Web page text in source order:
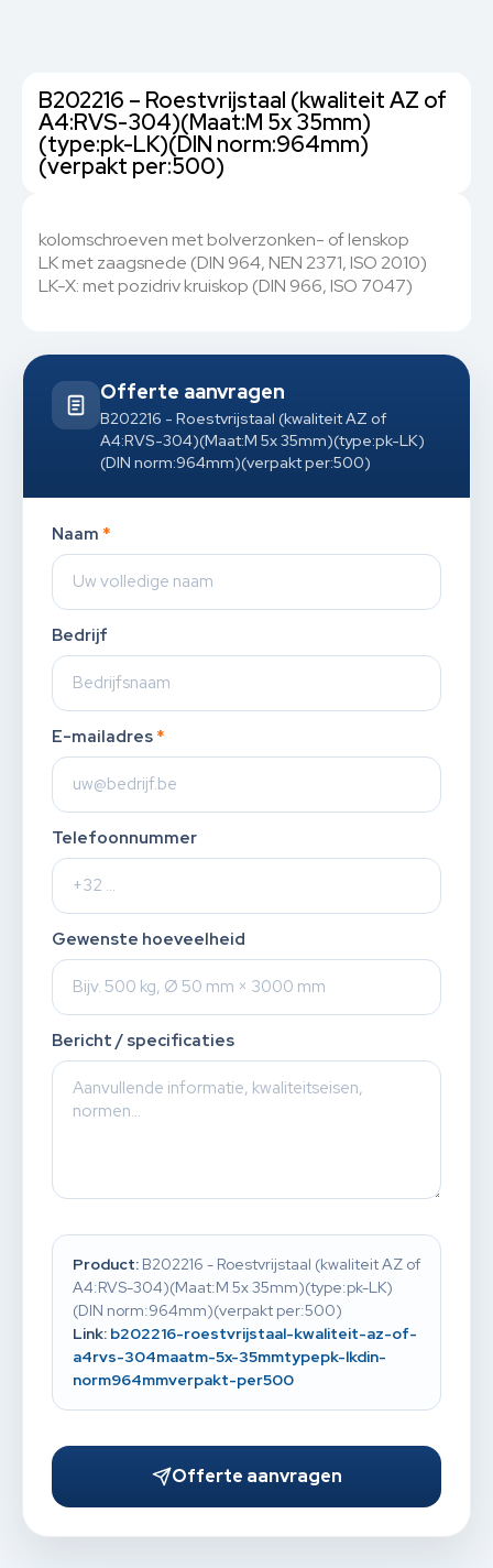
B202216 – Roestvrijstaal (kwaliteit AZ of
A4:RVS-304)(Maat:M 5x 35mm)
(type:pk-LK)(DIN norm:964mm)
(verpakt per:500)
kolomschroeven met bolverzonken- of lenskop
LK met zaagsnede (DIN 964, NEN 2371, ISO 2010)
LK-X: met pozidriv kruiskop (DIN 966, ISO 7047)
Offerte aanvragen
B202216 - Roestvrijstaal (kwaliteit AZ of
A4:RVS-304)(Maat:M 5x 35mm)(type:pk-LK)
(DIN norm:964mm)(verpakt per:500)
Naam *
Bedrijf
E-mailadres *
Telefoonnummer
Gewenste hoeveelheid
Bericht / specificaties
Product: B202216 - Roestvrijstaal (kwaliteit AZ of
A4:RVS-304)(Maat:M 5x 35mm)(type:pk-LK)
(DIN norm:964mm)(verpakt per:500)
Link: b202216-roestvrijstaal-kwaliteit-az-of-
a4rvs-304maatm-5x-35mmtypepk-lkdin-
norm964mmverpakt-per500
Offerte aanvragen